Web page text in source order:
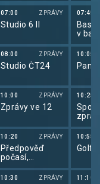
07:00 ZPRÁVY
Studio 6 II
08:00 ZPRÁVY
Studio ČT24
10:00 ZPRÁVY
Zprávy ve 12
10:20 ZPRÁVY
Předpověď
počasí,
sportovní
zprávy
10:30 ZPRÁVY
07:45
v
10:05
10:25
10:55
Golf:
11:10